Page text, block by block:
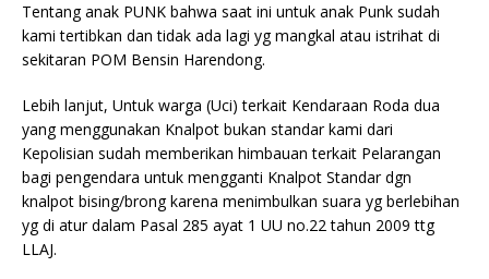
Tentang anak PUNK bahwa saat ini untuk anak Punk sudah
kami tertibkan dan tidak ada lagi yg mangkal atau istrihat di
sekitaran POM Bensin Harendong.
Lebih lanjut, Untuk warga (Uci) terkait Kendaraan Roda dua
yang menggunakan Knalpot bukan standar kami dari
Kepolisian sudah memberikan himbauan terkait Pelarangan
bagi pengendara untuk mengganti Knalpot Standar dgn
knalpot bising/brong karena menimbulkan suara yg berlebihan
yg di atur dalam Pasal 285 ayat 1 UU no.22 tahun 2009 ttg
LLAJ.